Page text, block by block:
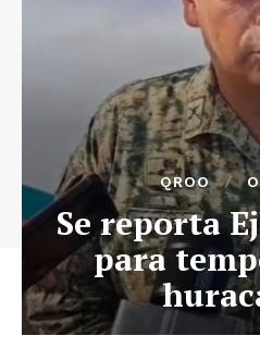
QROO
Se reporta
para